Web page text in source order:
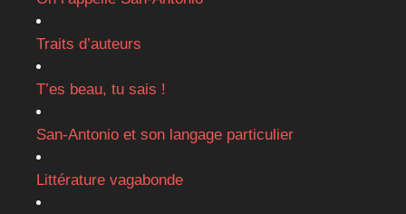
Traits d’auteurs
T’es beau, tu sais !
San-Antonio et son langage particulier
Littérature vagabonde